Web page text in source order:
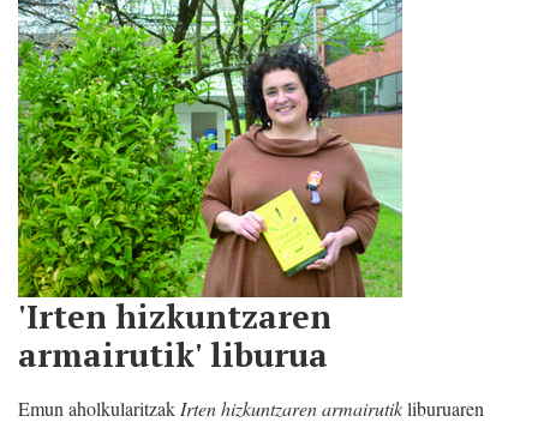
'Irten hizkuntzaren
armairutik' liburua
Emun aholkularitzakIrten hizkuntzaren armairutikliburuaren